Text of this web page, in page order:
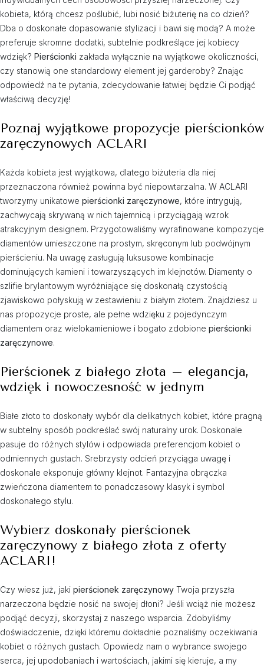
kobieta, którą chcesz poślubić, lubi nosić biżuterię na co dzień?
Dba o doskonałe dopasowanie stylizacji i bawi się modą? A może
preferuje skromne dodatki, subtelnie podkreślące jej kobiecy
wdzięk? Pierścionki zakłada wyłącznie na wyjątkowe okoliczności,
czy stanowią one standardowy element jej garderoby? Znając
odpowiedź na te pytania, zdecydowanie łatwiej będzie Ci podjąć
właściwą decyzję!
Poznaj wyjątkowe propozycje pierścionków
zaręczynowych ACLARI
Każda kobieta jest wyjątkowa, dlatego biżuteria dla niej
przeznaczona również powinna być niepowtarzalna. W ACLARI
tworzymy unikatowe pierścionki zaręczynowe, które intrygują,
zachwycają skrywaną w nich tajemnicą i przyciągają wzrok
atrakcyjnym designem. Przygotowaliśmy wyrafinowane kompozycje
diamentów umieszczone na prostym, skręconym lub podwójnym
pierścieniu. Na uwagę zasługują luksusowe kombinacje
dominujących kamieni i towarzyszących im klejnotów. Diamenty o
szlifie brylantowym wyróżniające się doskonałą czystością
zjawiskowo połyskują w zestawieniu z białym złotem. Znajdziesz u
nas propozycje proste, ale pełne wdzięku z pojedynczym
diamentem oraz wielokamieniowe i bogato zdobione pierścionki
zaręczynowe.
Pierścionek z białego złota – elegancja,
wdzięk i nowoczesność w jednym
Białe złoto to doskonały wybór dla delikatnych kobiet, które pragną
w subtelny sposób podkreślać swój naturalny urok. Doskonale
pasuje do różnych stylów i odpowiada preferencjom kobiet o
odmiennych gustach. Srebrzysty odcień przyciąga uwagę i
doskonale eksponuje główny klejnot. Fantazyjna obrączka
zwieńczona diamentem to ponadczasowy klasyk i symbol
doskonałego stylu.
Wybierz doskonały pierścionek
zaręczynowy z białego złota z oferty
ACLARI!
Czy wiesz już, jaki pierścionek zaręczynowy Twoja przyszła
narzeczona będzie nosić na swojej dłoni? Jeśli wciąż nie możesz
podjąć decyzji, skorzystaj z naszego wsparcia. Zdobyliśmy
doświadczenie, dzięki któremu dokładnie poznaliśmy oczekiwania
kobiet o różnych gustach. Opowiedz nam o wybrance swojego
serca, jej upodobaniach i wartościach, jakimi się kieruje, a my